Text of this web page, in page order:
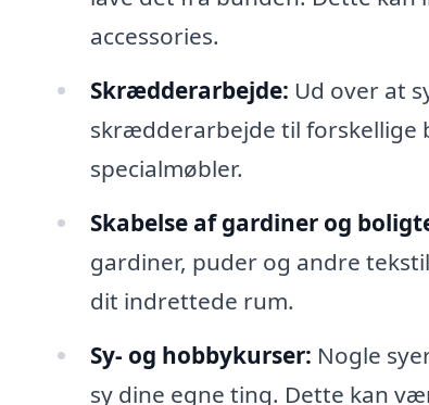
accessories.
Skrædderarbejde: Ud over at
skrædderarbejde til forskellige
specialmøbler.
Skabelse af gardiner og
gardiner, puder og andre
dit indrettede rum.
Sy- og hobbykurser: Nogle
sy dine egne ting. Dette kan